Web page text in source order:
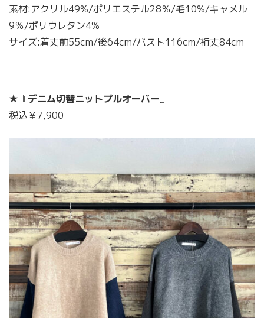
素材:アクリル49%/ポリエステル28％/毛10%/キャメル
9％/ポリウレタン4%
サイズ:着丈前55cm/後64cm/バスト116cm/裄丈84cm
★『デニム切替ニットプルオーバー』
税込￥7,900